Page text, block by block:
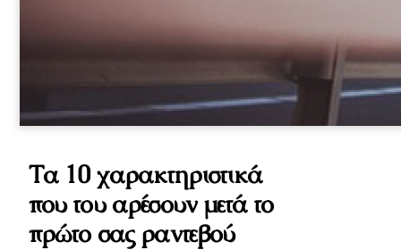
Τα 10 χαρακτηριστικά
που του αρέσουν μετά το
πρώτο σας ραντεβού